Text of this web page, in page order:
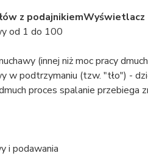
z podajnikiemWyświetlacz
od 1 do 100
(innej niż moc pracy
w podtrzymaniu (tzw. "tło") -
proces spalanie
i podawania